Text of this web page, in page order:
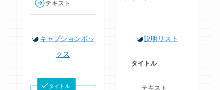
テキスト
キャプションボッ
クス
タイトル
説明リスト
タイトル
テキスト